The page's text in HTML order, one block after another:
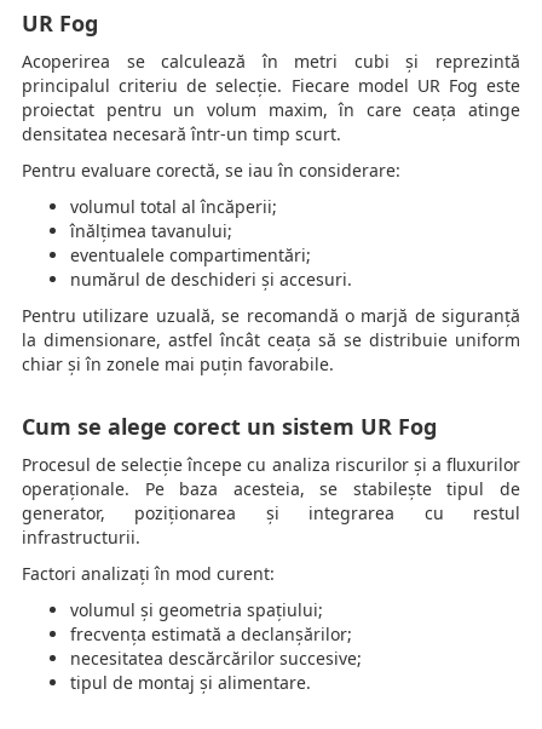
UR Fog
Acoperirea se calculează în metri cubi și reprezintă
principalul criteriu de selecție. Fiecare model UR Fog este
proiectat pentru un volum maxim, în care ceața atinge
densitatea necesară într-un timp scurt.
Pentru evaluare corectă, se iau în considerare:
volumul total al încăperii;
înălțimea tavanului;
eventualele compartimentări;
numărul de deschideri și accesuri.
Pentru utilizare uzuală, se recomandă o marjă de siguranță
la dimensionare, astfel încât ceața să se distribuie uniform
chiar și în zonele mai puțin favorabile.
Cum se alege corect un sistem UR Fog
Procesul de selecție începe cu analiza riscurilor și a fluxurilor
operaționale. Pe baza acesteia, se stabilește tipul de
generator, poziționarea și integrarea cu restul
infrastructurii.
Factori analizați în mod curent:
volumul și geometria spațiului;
frecvența estimată a declanșărilor;
necesitatea descărcărilor succesive;
tipul de montaj și alimentare.